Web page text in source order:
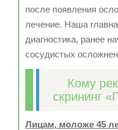
после появления
лечение. Наша
диагностика, ранее
сосудистых
Кому
скрининг
Лицам, моложе 45